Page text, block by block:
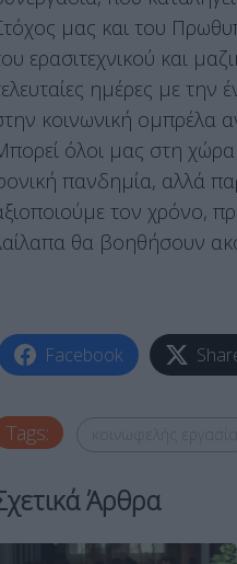
μας και του
ερασιτεχνικού και
ημέρες με την
κοινωνική ομπρέλα
όλοι μας στη
πανδημία, αλλά
τον χρόνο,
θα βοηθήσουν
Facebook
Tags:
Άρθρα